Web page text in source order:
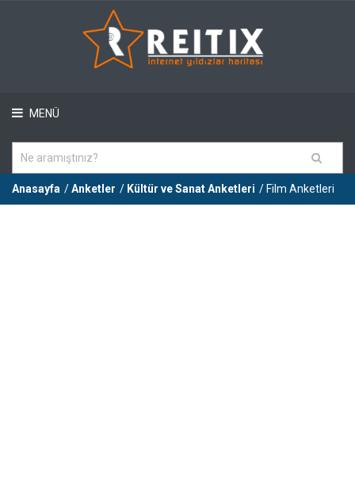
MENÜ
Anasayfa /Anketler / Kültür ve Sanat Anketleri / Film Anketleri